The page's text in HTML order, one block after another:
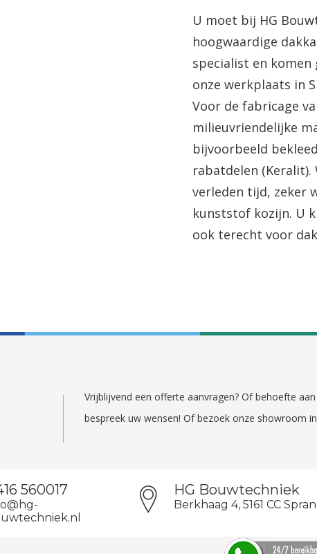
U moet bij HG
hoogwaardige
specialist en komen
onze werkplaats in
Voor de fabricage
milieuvriendelijke
bijvoorbeeld
rabatdelen (Keralit).
verleden tijd, zeker
kunststof kozijn. U
ook terecht voor
Vrijblijvend een offerte aanvragen? Of behoefte
bespreek uw wensen! Of bezoek onze showroom in
560017 HG Bouwtechniek
Berkhaag 4, 5161 CC